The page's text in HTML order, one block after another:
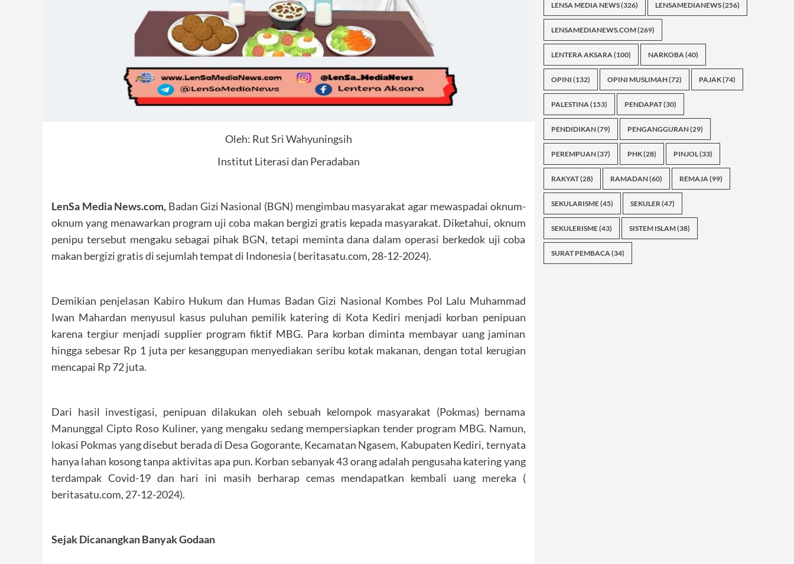
Oleh: Rut Sri Wahyuningsih
Institut Literasi dan Peradaban
LenSa Media News.com, Badan Gizi Nasional (BGN) mengimbau masyarakat agar mewaspadai oknum-
oknum yang menawarkan program uji coba makan bergizi gratis kepada masyarakat. Diketahui, oknum
penipu tersebut mengaku sebagai pihak BGN, tetapi meminta dana dalam operasi berkedok uji coba
makan bergizi gratis di sejumlah tempat di Indonesia ( beritasatu.com, 28-12-2024).
Demikian penjelasan Kabiro Hukum dan Humas Badan Gizi Nasional Kombes Pol Lalu Muhammad
Iwan Mahardan menyusul kasus puluhan pemilik katering di Kota Kediri menjadi korban penipuan
karena tergiur menjadi supplier program fiktif MBG. Para korban diminta membayar uang jaminan
hingga sebesar Rp 1 juta per kesanggupan menyediakan seribu kotak makanan, dengan total kerugian
mencapai Rp 72 juta.
Dari hasil investigasi, penipuan dilakukan oleh sebuah kelompok masyarakat (Pokmas) bernama
Manunggal Cipto Roso Kuliner, yang mengaku sedang mempersiapkan tender program MBG. Namun,
lokasi Pokmas yang disebut berada di Desa Gogorante, Kecamatan Ngasem, Kabupaten Kediri, ternyata
hanya lahan kosong tanpa aktivitas apa pun. Korban sebanyak 43 orang adalah pengusaha katering yang
terdampak Covid-19 dan hari ini masih berharap cemas mendapatkan kembali uang mereka (
beritasatu.com, 27-12-2024).
Sejak Dicanangkan Banyak Godaan
LENSA MEDIA NEWS(326) LENSAMEDIANEWS(256)
LENSAMEDIANEWS.COM(269)
LENTERA AKSARA(100) NARKOBA(40)
OPINI (132) OPINI MUSLIMAH(72) PAJAK(74)
PALESTINA(153) PENDAPAT(30)
PENDIDIKAN(79) PENGANGGURAN(29)
PEREMPUAN(37) PHK(28) PINJOL(33)
RAKYAT(28) RAMADAN(60) REMAJA(99)
SEKULARISME(45) SEKULER(47)
SEKULERISME(43) SISTEM ISLAM(38)
SURAT PEMBACA(34)